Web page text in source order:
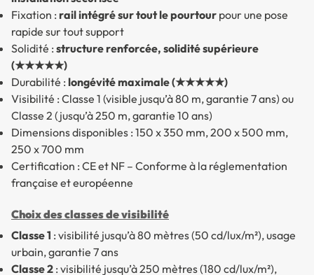
Fixation : rail intégré sur tout le pourtour pour une pose
rapide sur tout support
Solidité : structure renforcée, solidité supérieure
(★★★★★)
Durabilité : longévité maximale (★★★★★)
Visibilité : Classe 1 (visible jusqu’à 80 m, garantie 7 ans) ou
Classe 2 (jusqu’à 250 m, garantie 10 ans)
Dimensions disponibles : 150 x 350 mm, 200 x 500 mm,
250 x 700 mm
Certification : CE et NF – Conforme à la réglementation
française et européenne
Choix des classes de visibilité
Classe 1 : visibilité jusqu’à 80 mètres (50 cd/lux/m²), usage
urbain, garantie 7 ans
Classe 2 : visibilité jusqu’à 250 mètres (180 cd/lux/m²),